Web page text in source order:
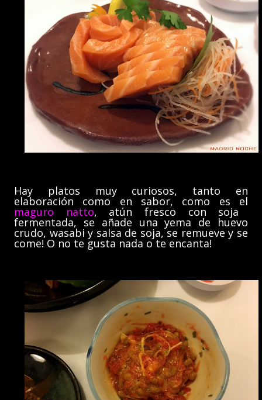
Hay platos muy curiosos, tanto en
elaboración como en sabor, como es el
maguro natto, atún fresco con soja
fermentada, se añade una yema de huevo
crudo, wasabi y salsa de soja, se remueve y se
come! O no te gusta nada o te encanta!